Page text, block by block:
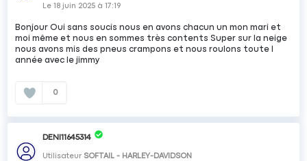
Le18 juin 2025 à17:19
Bonjour Oui sans soucis nous en avons chacun un mon mari et
moi même et nous en sommes très contents Super sur la neige
nous avons mis des pneus crampons et nous roulons toute l
année avec le jimmy
0
DENI11645314
Utilisateur SOFTAIL - HARLEY-DAVIDSON